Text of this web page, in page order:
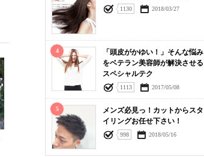
1130 2018/03/27
4
「頭皮がかゆい！」そんな悩み
をベテラン美容師が解決させる
スペシャルテク
1113 2017/05/08
5
メンズ必見っ！カットからスタ
イリングお任せ下さい！
998 2018/05/16